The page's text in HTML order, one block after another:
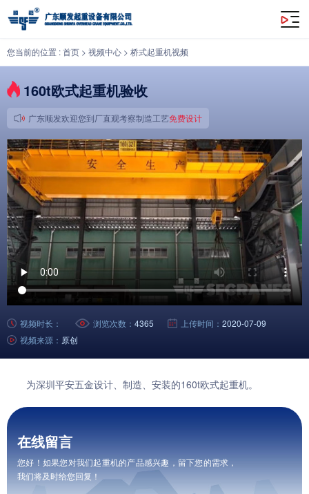
160t欧式起重机验收
您当前的位置 :首页 > 视频中心 > 桥式起重机视频
160t欧式起重机验收
广东顺发欢迎您到厂直观考察制造工艺免费设计
视频时长： 浏览次数： 4365 上传时间： 2020-07-09
视频来源： 原创
为深圳平安五金设计、制造、安装的160t欧式起重机。
在线留言
您好！如果您对我们起重机的产品感兴趣，留下您的需求，
我们将及时给您回复！